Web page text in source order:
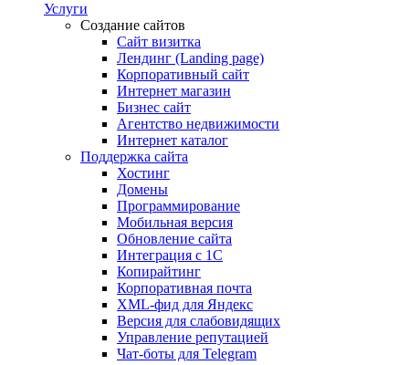
Услуги
Создание сайтов
Сайт визитка
Лендинг (Landing page)
Корпоративный сайт
Интернет магазин
Бизнес сайт
Агентство недвижимости
Интернет каталог
Поддержка сайта
Хостинг
Домены
Программирование
Мобильная версия
Обновление сайта
Интеграция с 1С
Копирайтинг
Корпоративная почта
XML-фид для Яндекс
Версия для слабовидящих
Управление репутацией
Чат-боты для Telegram